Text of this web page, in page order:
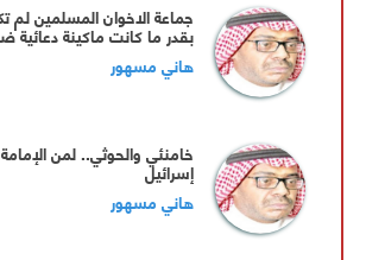
جماعة الاخوان المسلمين لم
بقدر ما كانت ماكينة
التعليم والاعلام
هاني مسهور
خامنئي والحوثي.. لمن
إسرائيل
هاني مسهور